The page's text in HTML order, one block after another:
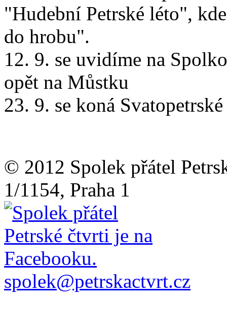
"Hudební Petrské léto",
do hrobu".
12. 9. se uvidíme na
opět na Můstku
23. 9. se koná
© 2012 Spolek přátel
1/1154, Praha 1
spolek@petrskactvrt.cz